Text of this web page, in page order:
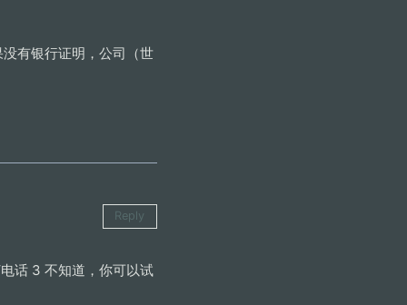
有银行证明，公司（世
话 3 不知道，你可以试
Reply